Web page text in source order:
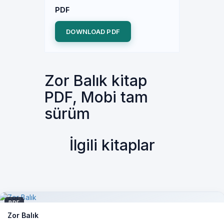
PDF
DOWNLOAD PDF
Zor Balık kitap
PDF, Mobi tam
sürüm
İlgili kitaplar
PDF
Zor Balık